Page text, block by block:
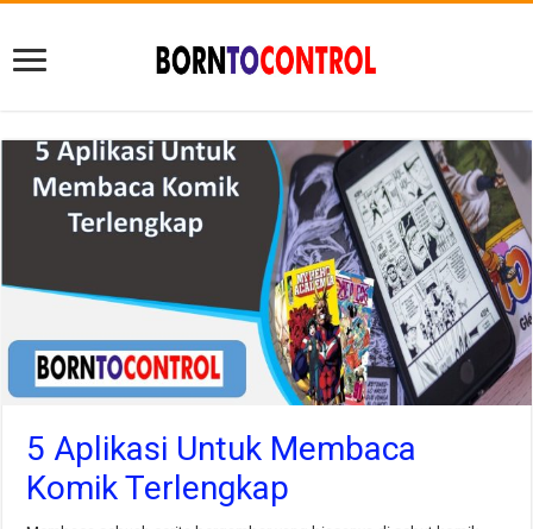
5 Aplikasi Untuk Membaca
Komik Terlengkap